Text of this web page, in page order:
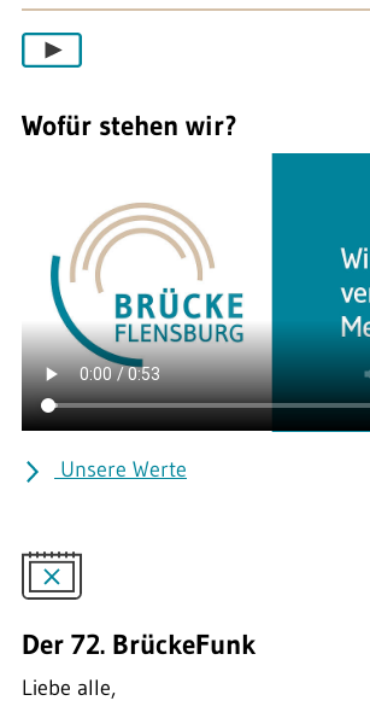
Wofür stehen wir?
Unsere Werte
Der 72. BrückeFunk
Liebe alle,